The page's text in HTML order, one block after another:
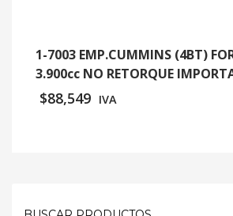
1-7003 EMP.CUMMINS (4BT)
3.900cc NO RETORQUE
$88,549 IVA